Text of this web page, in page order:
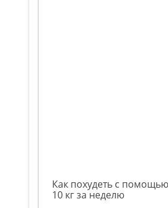
Как похудеть с
10 кг за неделю